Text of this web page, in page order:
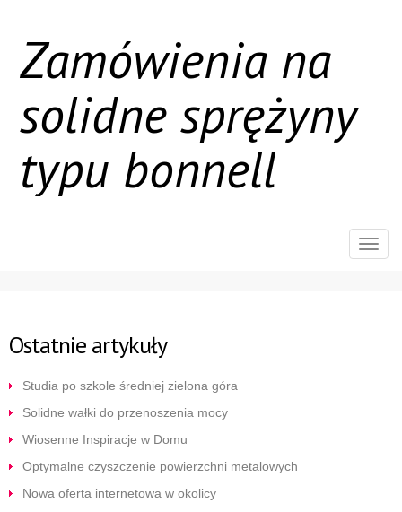
Zamówienia na
solidne sprężyny
typu bonnell
Ostatnie artykuły
Studia po szkole średniej zielona góra
Solidne wałki do przenoszenia mocy
Wiosenne Inspiracje w Domu
Optymalne czyszczenie powierzchni metalowych
Nowa oferta internetowa w okolicy